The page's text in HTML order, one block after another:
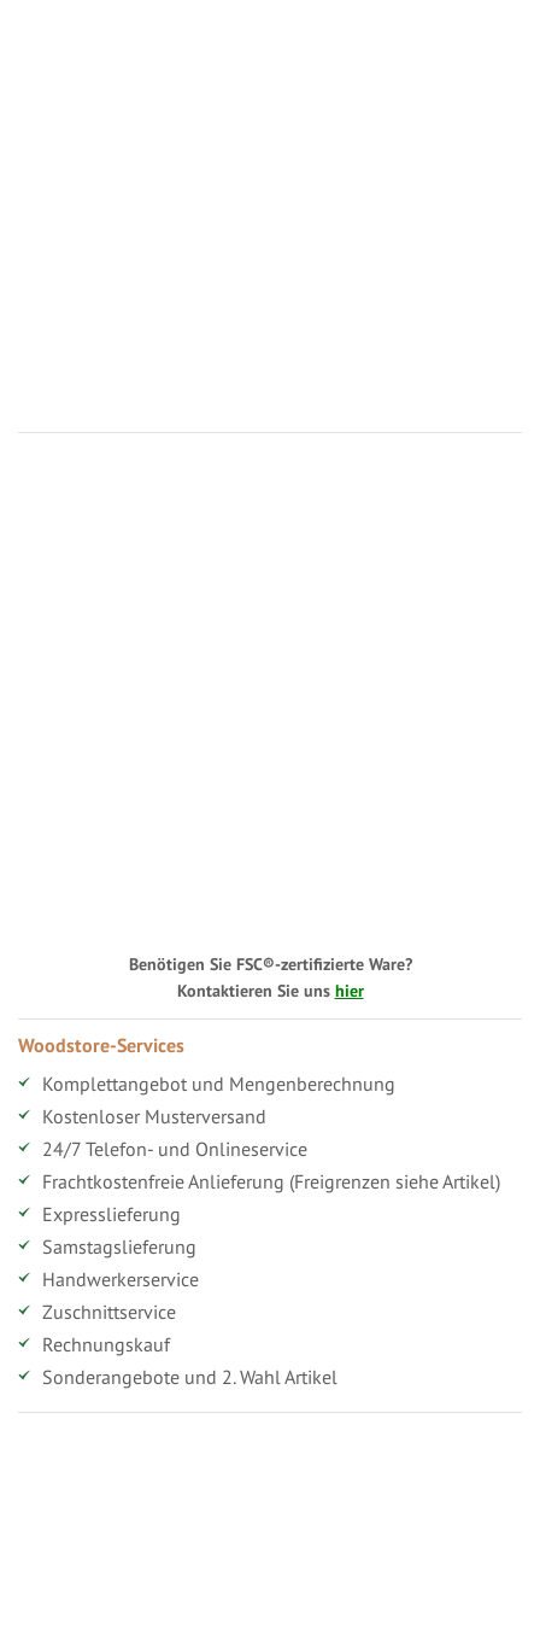
Benötigen Sie FSC®-zertifizierte Ware?
Kontaktieren Sie uns hier
Woodstore-Services
Komplettangebot und Mengenberechnung
Kostenloser Musterversand
24/7 Telefon- und Onlineservice
Frachtkostenfreie Anlieferung (Freigrenzen siehe Artikel)
Expresslieferung
Samstagslieferung
Handwerkerservice
Zuschnittservice
Rechnungskauf
Sonderangebote und 2. Wahl Artikel